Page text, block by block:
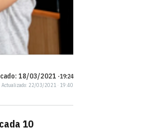
18/03/2021 ·19:24
Actualizado: 22/03/2021 · 19:40
10